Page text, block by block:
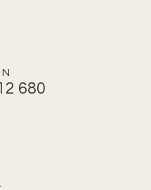
680